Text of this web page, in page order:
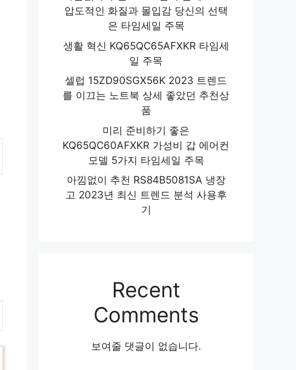
압도적인 화질과 몰입감 당신의 선택
은 타임세일 주목
생활 혁신 KQ65QC65AFXKR 타임세
일 주목
셀럽 15ZD90SGX56K 2023 트렌드
를 이끄는 노트북 상세 좋았던 추천상
품
미리 준비하기 좋은
KQ65QC60AFXKR 가성비 갑 에어컨
모델 5가지 타임세일 주목
아낌없이 추천 RS84B5081SA 냉장
고 2023년 최신 트렌드 분석 사용후
기
Recent
Comments
보여줄 댓글이 없습니다.